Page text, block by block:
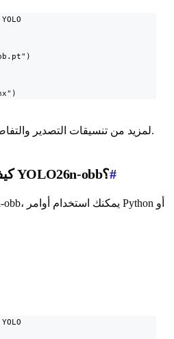
لمزيد من تنسيقات التصدير.
كيف أتحقق من دقة نموذج YOLO26n-obb؟#